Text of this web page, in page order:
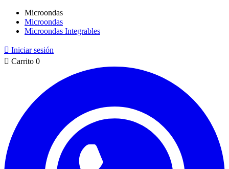
Microondas
Microondas
Microondas Integrables
 Iniciar sesión
 Carrito 0